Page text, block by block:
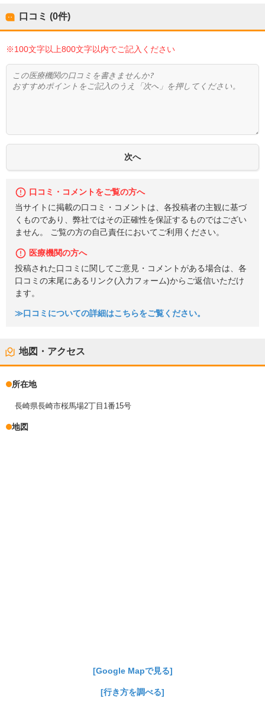
口コミ (0件)
※100文字以上800文字以内でご記入ください
口コミ・コメントをご覧の方へ
当サイトに掲載の口コミ・コメントは、各投稿者の主観に基づ
くものであり、弊社ではその正確性を保証するものではござい
ません。 ご覧の方の自己責任においてご利用ください。
医療機関の方へ
投稿された口コミに関してご意見・コメントがある場合は、各
口コミの末尾にあるリンク(入力フォーム)からご返信いただけ
ます。
≫口コミについての詳細はこちらをご覧ください。
地図・アクセス
所在地
長崎県長崎市桜馬場2丁目1番15号
地図
[Google Mapで見る]
[行き方を調べる]